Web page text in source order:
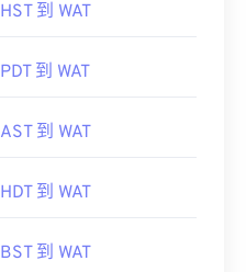
HST 到 WAT
PDT 到 WAT
AST 到 WAT
HDT 到 WAT
BST 到 WAT